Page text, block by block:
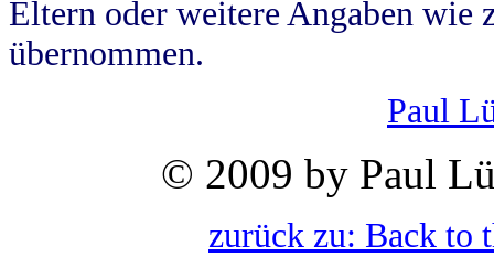
Eltern oder weitere Angaben wie
übernommen.
Paul
© 2009 by Paul
zurück zu: Back to